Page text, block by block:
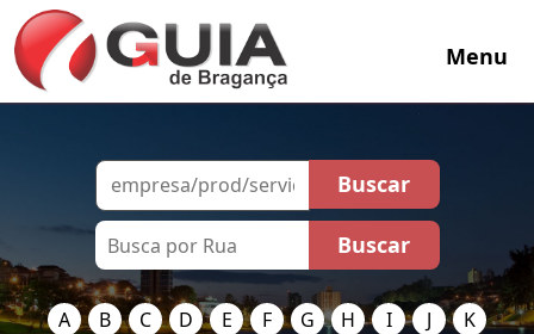
Menu
A B C D E F G H I J
K